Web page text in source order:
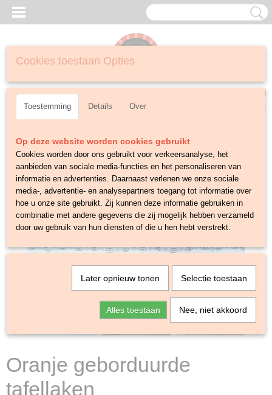
Inloggen Registreren
Oranje geborduurde
tafellaken
Cookies toestaan Opties
Toestemming Details Over
Op deze website worden cookies gebruikt
Cookies worden door ons gebruikt voor verkeersanalyse, het
aanbieden van sociale media-functies en het personaliseren van
informatie en advertenties. Daarnaast verlenen we onze sociale
media-, advertentie- en analysepartners toegang tot informatie over
hoe u onze site gebruikt. Zij kunnen deze informatie gebruiken in
combinatie met andere gegevens die zij mogelijk hebben verzameld
door uw gebruik van hun diensten of die u hen hebt verstrekt.
Later opnieuw tonen Selectie toestaan
Alles toestaan Nee, niet akkoord